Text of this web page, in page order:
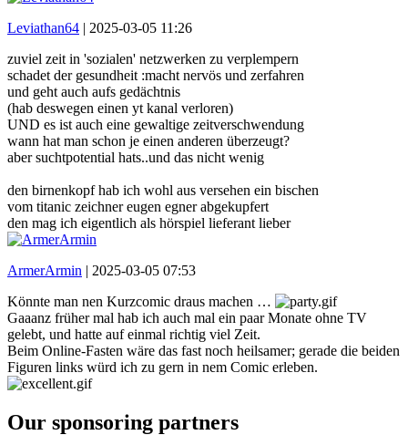
Leviathan64 | 2025-03-05 11:26
zuviel zeit in 'sozialen' netzwerken zu verplempern
schadet der gesundheit :macht nervös und zerfahren
und geht auch aufs gedächtnis
(hab deswegen einen yt kanal verloren)
UND es ist auch eine gewaltige zeitverschwendung
wann hat man schon je einen anderen überzeugt?
aber suchtpotential hats..und das nicht wenig
den birnenkopf hab ich wohl aus versehen ein bischen
vom titanic zeichner eugen egner abgekupfert
den mag ich eigentlich als hörspiel lieferant lieber
ArmerArmin | 2025-03-05 07:53
Könnte man nen Kurzcomic draus machen …
Gaaanz früher mal hab ich auch mal ein paar Monate ohne TV
gelebt, und hatte auf einmal richtig viel Zeit.
Beim Online-Fasten wäre das fast noch heilsamer; gerade die beiden
Figuren links würd ich zu gern in nem Comic erleben.
Our sponsoring partners